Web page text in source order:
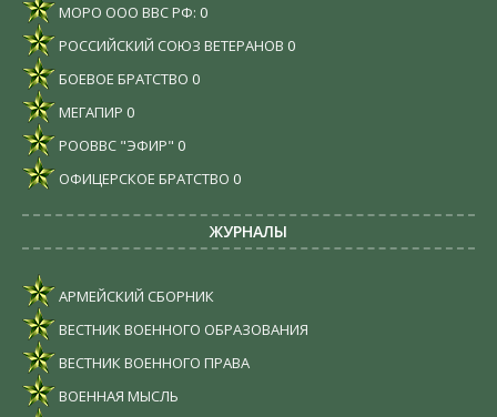
МОРО ООО ВВС РФ: 0
РОССИЙСКИЙ СОЮЗ ВЕТЕРАНОВ 0
БОЕВОЕ БРАТСТВО 0
МЕГАПИР 0
РООВВС "ЭФИР" 0
ОФИЦЕРСКОЕ БРАТСТВО 0
ЖУРНАЛЫ
АРМЕЙСКИЙ СБОРНИК
ВЕСТНИК ВОЕННОГО ОБРАЗОВАНИЯ
ВЕСТНИК ВОЕННОГО ПРАВА
ВОЕННАЯ МЫСЛЬ